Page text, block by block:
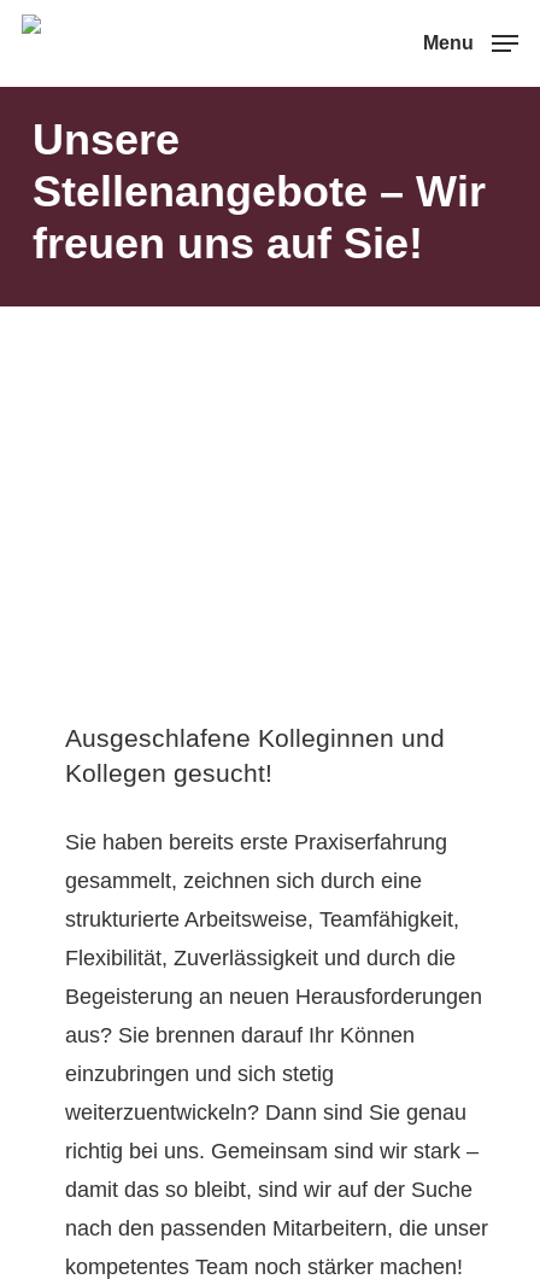
Skip
content
Menu
Unsere
Stellenangebote – Wir
freuen uns auf Sie!
Ausgeschlafene Kolleginnen und
Kollegen gesucht!
Sie haben bereits erste Praxiserfahrung
gesammelt, zeichnen sich durch eine
strukturierte Arbeitsweise, Teamfähigkeit,
Flexibilität, Zuverlässigkeit und durch die
Begeisterung an neuen Herausforderungen
aus? Sie brennen darauf Ihr Können
einzubringen und sich stetig
weiterzuentwickeln? Dann sind Sie genau
richtig bei uns. Gemeinsam sind wir stark –
damit das so bleibt, sind wir auf der Suche
nach den passenden Mitarbeitern, die unser
kompetentes Team noch stärker machen!